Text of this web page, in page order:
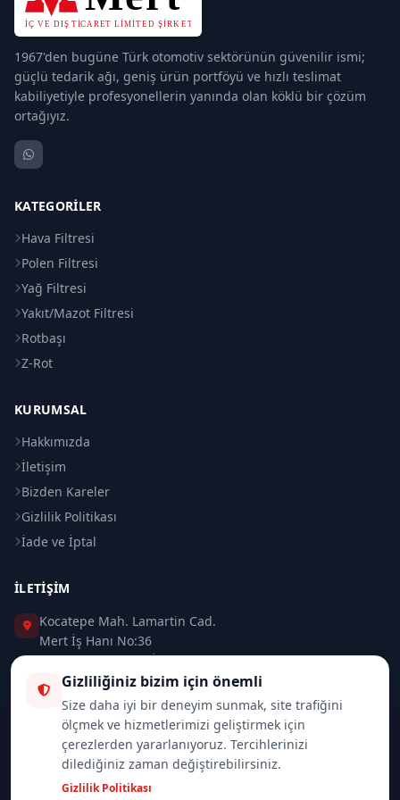
1967'den bugüne Türk otomotiv sektörünün güvenilir ismi;
güçlü tedarik ağı, geniş ürün portföyü ve hızlı teslimat
kabiliyetiyle profesyonellerin yanında olan köklü bir çözüm
ortağıyız.
KATEGORILER
Hava Filtresi
Polen Filtresi
Yağ Filtresi
Yakıt/Mazot Filtresi
Rotbaşı
Z-Rot
KURUMSAL
Hakkımızda
İletişim
Bizden Kareler
Gizlilik Politikası
İade ve İptal
İLETIŞIM
Kocatepe Mah. Lamartin Cad.
Mert İş Hanı No:36
Taksim / Beyoğlu / İSTANBUL
0 (212) 235 37 83
0 (532) 418 08 46
info@merttrade.com
Gizliliğiniz bizim için önemli
Size daha iyi bir deneyim sunmak, site trafiğini
ölçmek ve hizmetlerimizi geliştirmek için
çerezlerden yararlanıyoruz. Tercihlerinizi
dilediğiniz zaman değiştirebilirsiniz.
Gizlilik Politikası